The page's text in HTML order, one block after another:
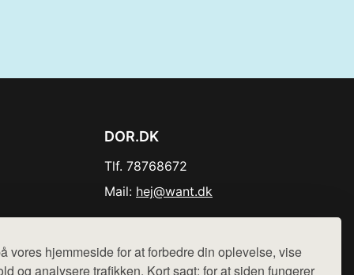
vores hjemmeside for at forbedre din oplevelse, vise
og analysere trafikken. Kort sagt: for at siden fungerer
DOR.DK
Tlf. 78768672
Mail: hej@want.dk